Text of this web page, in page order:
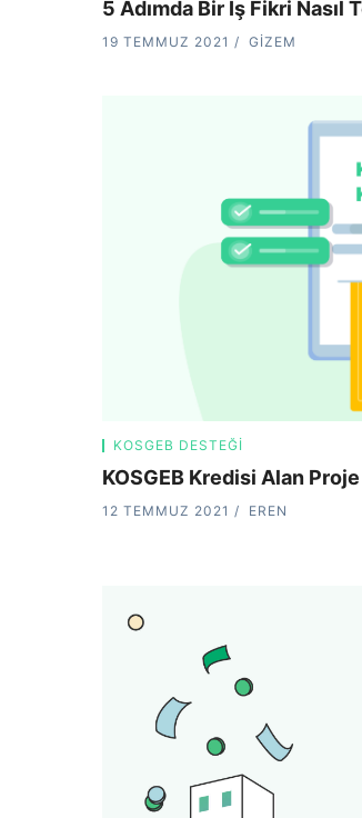
5 Adımda Bir İş Fikri Nasıl
19 TEMMUZ 2021 GIZEM
KOSGEB DESTEĞI
KOSGEB Kredisi Alan
12 TEMMUZ 2021 EREN